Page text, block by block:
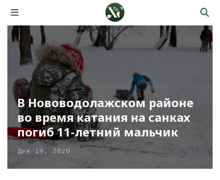
В Нововодолажском районе
во время катания на санках
погиб 11-летний мальчик
Дек 19, 2020